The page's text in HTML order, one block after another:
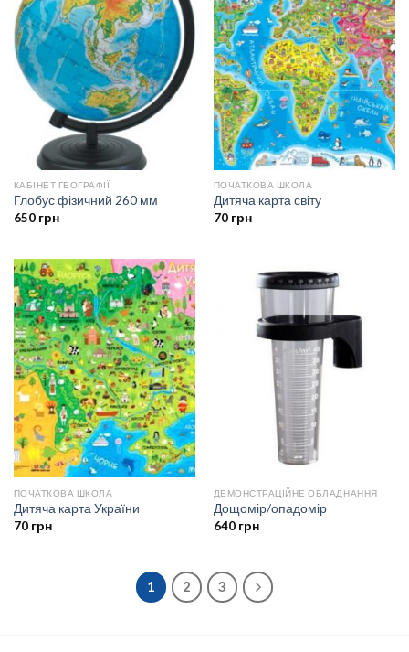
КАБІНЕТ ГЕОГРАФІЇ
Глобус фізичний 260 мм
650 грн
ПОЧАТКОВА ШКОЛА
Дитяча карта світу
70 грн
ПОЧАТКОВА ШКОЛА
Дитяча карта України
70 грн
ДЕМОНСТРАЦІЙНЕ ОБЛАДНАННЯ
Дощомір/опадомір
640 грн
1 2 3